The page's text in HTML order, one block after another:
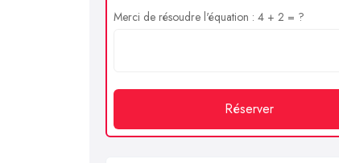
Merci de résoudre l'équation : 4 + 2 = ?
Réserver